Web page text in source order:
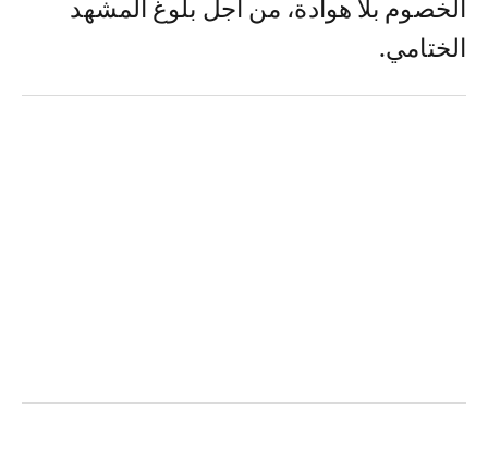
الخصوم بلا هوادة، من أجل بلوغ المشهد
الختامي.